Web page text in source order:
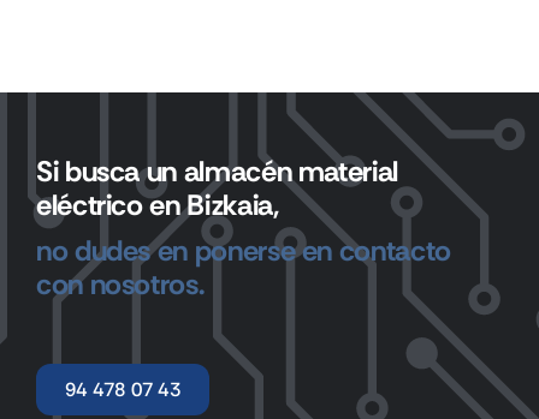
Si busca un almacén material
eléctrico en Bizkaia,
no dudes en ponerse en contacto
con nosotros.
94 478 07 43